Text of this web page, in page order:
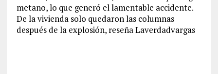
metano, lo que generó el lamentable accidente.
De la vivienda solo quedaron las columnas
después de la explosión, reseña Laverdadvargas